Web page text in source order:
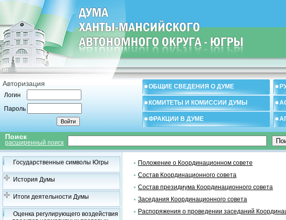
Авторизация
Логин
Пароль
ОБЩИЕ СВЕДЕНИЯ О ДУМЕ
КОМИТЕТЫ И КОМИССИИ ДУМЫ
ФРАКЦИИ В ДУМЕ
Поиск
расширенный поиск
Государственные символы Югры
История Думы
Итоги деятельности Думы
Оценка регулирующего воздействия
Положение о Координационном совете
Состав Координационного совета
Состав президиума Координационного совета
Заседания Координационного cовета
Распоряжения о проведении заседаний